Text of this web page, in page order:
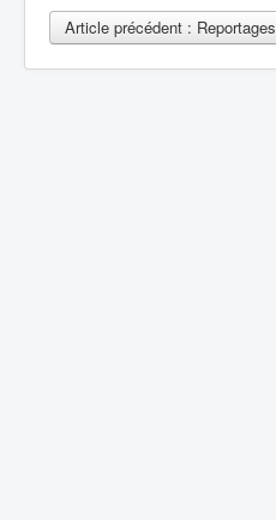
Article précédent : Reportages